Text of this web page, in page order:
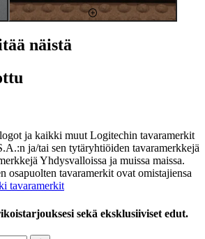
näistä
ja kaikki muut Logitechin tavaramerkit
ja/tai sen tytäryhtiöiden tavaramerkkejä
Yhdysvalloissa ja muissa maissa.
osapuolten tavaramerkit ovat omistajiensa
tavaramerkit
sekä eksklusiiviset edut.